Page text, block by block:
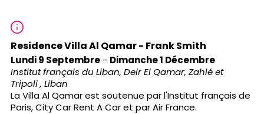
Residence Villa Al Qamar - Frank Smith
Lundi 9 Septembre - Dimanche 1 Décembre
Institut français du Liban, Deir El Qamar, Zahlé et
Tripoli , Liban
La Villa Al Qamar est soutenue par l'Institut français de
Paris, City Car Rent A Car et par Air France.